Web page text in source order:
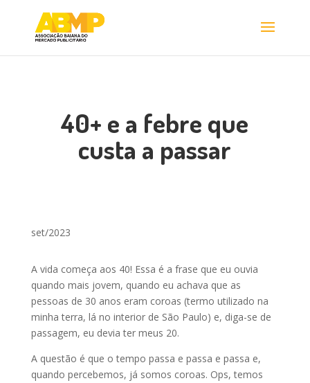
40+ e a febre que
custa a passar
set/2023
A vida começa aos 40! Essa é a frase que eu ouvia
quando mais jovem, quando eu achava que as
pessoas de 30 anos eram coroas (termo utilizado na
minha terra, lá no interior de São Paulo) e, diga-se de
passagem, eu devia ter meus 20.
A questão é que o tempo passa e passa e passa e,
quando percebemos, já somos coroas. Ops, temos